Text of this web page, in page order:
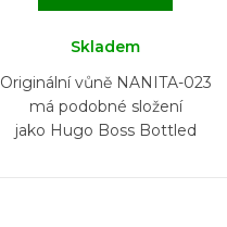
Skladem
Originální vůně NANITA-023
má podobné složení
jako Hugo Boss Bottled